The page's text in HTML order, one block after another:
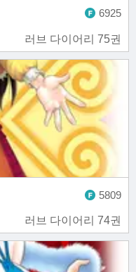
러브 다이어리 75권
6925
러브 다이어리 74권
5809